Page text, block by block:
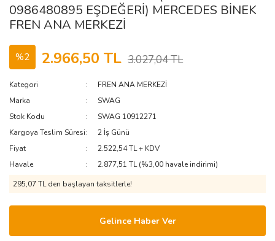
0986480895 EŞDEĞERİ) MERCEDES BİNEK
FREN ANA MERKEZİ
%2 2.966,50 TL 3.027,04 TL
Kategori
FREN ANA MERKEZİ
Marka
SWAG
Stok Kodu
SWAG 10912271
Kargoya Teslim Süresi
2 İş Günü
Fiyat
2.522,54 TL + KDV
Havale
2.877,51 TL (%3,00 havale indirimi)
295,07 TL den başlayan taksitlerle!
Gelince Haber Ver